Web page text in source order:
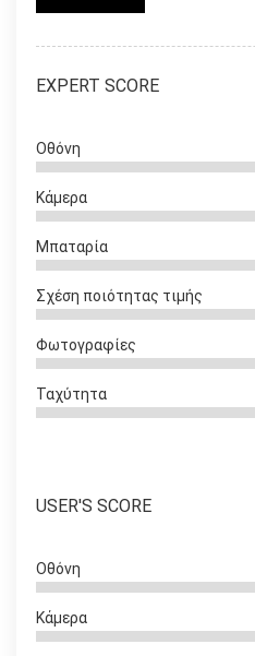
EXPERT SCORE
Οθόνη
Κάμερα
Μπαταρία
Σχέση ποιότητας τιμής
Φωτογραφίες
Ταχύτητα
USER'S SCORE
Οθόνη
Κάμερα